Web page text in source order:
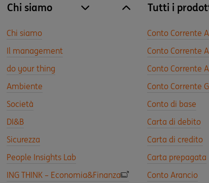
Chi siamo site.accordion.apri [it-IT] Chi
Chiudi Chi siamo
Chi siamo
Il management
do your thing
Ambiente
Società
DI&B
Sicurezza
People Insights Lab
ING THINK – Economia&Finanza
Tutti i
Conto Corrente
Conto Corrente
Conto Corrente
Conto Corrente
Conto di base
Carta di debito
Carta di credito
Carta prepagata
Conto Arancio